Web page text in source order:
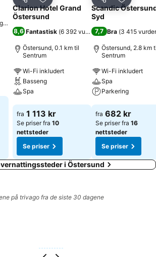
Del Legg til i favoritter
Clarion Hotel Grand
Östersund
8,6 Fantastisk (6 392 vurderinger)
Östersund, 0.1 km til
Sentrum
Wi-Fi inkludert
Basseng
Spa
Se priser
fra 1 113 kr
Se priser fra 10
nettsteder
Se priser
Del Legg til
Scandic
Syd
7,7 Bra (3 415
Östersund, 2.8 km
Sentrum
Wi-Fi inkludert
Spa
Parkering
Se priser
fra 682 kr
Se priser fra 16
nettsteder
Se priser
i Östersund
på trivago fra de siste 30 dagene